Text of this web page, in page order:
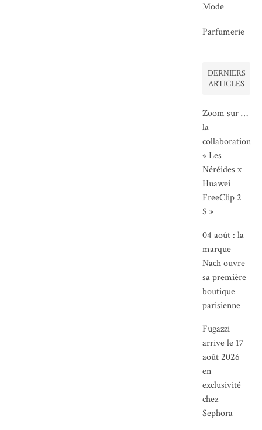
Mode
Parfumerie
DERNIERS
ARTICLES
Zoom sur …
la
collaboration
« Les
Néréides x
Huawei
FreeClip 2
S »
04 août : la
marque
Nach ouvre
sa première
boutique
parisienne
Fugazzi
arrive le 17
août 2026
en
exclusivité
chez
Sephora